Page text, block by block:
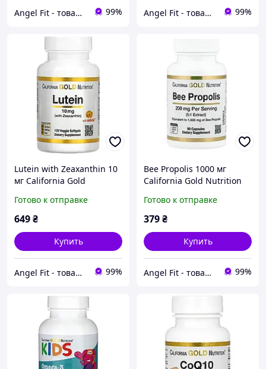
Angel Fit - товари для здоров'я, спорту та активного життя 99% Angel Fit - товари для здоров'я, спорту та активного життя 99%
Lutein with Zeaxanthin 10
мг California Gold
Готово к отправке
649₴
Купить
Angel Fit - товари для здоров'я, спорту та активного життя 99%
Bee Propolis 1000 мг
California Gold Nutrition
Готово к отправке
379₴
Купить
Angel Fit - товари для здоров'я, спорту та активного життя 99%